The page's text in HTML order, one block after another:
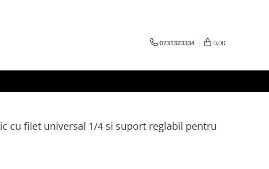
0731323334 0,00
cu filet universal 1/4 si suport reglabil pentru